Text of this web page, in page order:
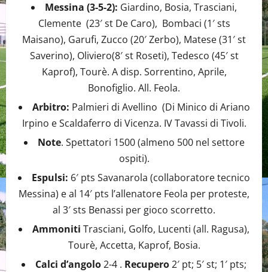
Messina (3-5-2): Giardino, Bosia, Trasciani,
Clemente (23′ st De Caro), Bombaci (1′ sts
Maisano), Garufi, Zucco (20′ Zerbo), Matese (31′ st
Saverino), Oliviero(8′ st Roseti), Tedesco (45′ st
Kaprof), Tourè. A disp. Sorrentino, Aprile,
Bonofiglio. All. Feola.
Arbitro: Palmieri di Avellino (Di Minico di Ariano
Irpino e Scaldaferro di Vicenza. IV Tavassi di Tivoli.
Note. Spettatori 1500 (almeno 500 nel settore
ospiti).
Espulsi: 6′ pts Savanarola (collaboratore tecnico
Messina) e al 14′ pts l’allenatore Feola per proteste,
al 3′ sts Benassi per gioco scorretto.
Ammoniti Trasciani, Golfo, Lucenti (all. Ragusa),
Tourè, Accetta, Kaprof, Bosia.
Calci d’angolo2-4 . Recupero2′ pt; 5′ st; 1′ pts;